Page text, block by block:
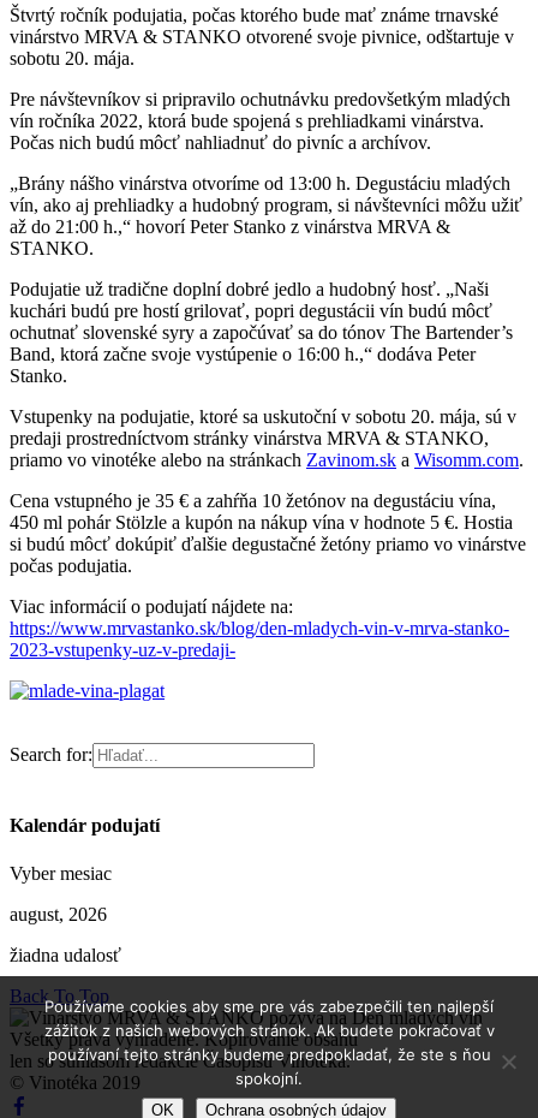
Štvrtý ročník podujatia, počas ktorého bude mať známe trnavské
vinárstvo MRVA & STANKO otvorené svoje pivnice, odštartuje v
sobotu 20. mája.
Pre návštevníkov si pripravilo ochutnávku predovšetkým mladých
vín ročníka 2022, ktorá bude spojená s prehliadkami vinárstva.
Počas nich budú môcť nahliadnuť do pivníc a archívov.
„Brány nášho vinárstva otvoríme od 13:00 h. Degustáciu mladých
vín, ako aj prehliadky a hudobný program, si návštevníci môžu užiť
až do 21:00 h.,“ hovorí Peter Stanko z vinárstva MRVA &
STANKO.
Podujatie už tradične doplní dobré jedlo a hudobný hosť. „Naši
kuchári budú pre hostí grilovať, popri degustácii vín budú môcť
ochutnať slovenské syry a započúvať sa do tónov The Bartender’s
Band, ktorá začne svoje vystúpenie o 16:00 h.,“ dodáva Peter
Stanko.
Vstupenky na podujatie, ktoré sa uskutoční v sobotu 20. mája, sú v
predaji prostredníctvom stránky vinárstva MRVA & STANKO,
priamo vo vinotéke alebo na stránkach Zavinom.sk a Wisomm.com.
Cena vstupného je 35 € a zahŕňa 10 žetónov na degustáciu vína,
450 ml pohár Stölzle a kupón na nákup vína v hodnote 5 €. Hostia
si budú môcť dokúpiť ďalšie degustačné žetóny priamo vo vinárstve
počas podujatia.
Viac informácií o podujatí nájdete na:
https://www.mrvastanko.sk/blog/den-mladych-vin-v-mrva-stanko-
2023-vstupenky-uz-v-predaji-
Search for:
Kalendár podujatí
Vyber mesiac
august, 2026
žiadna udalosť
Back To Top
Všetky práva vyhradené. Kopírovanie obsahu
len so súhlasom redakcie Časopisu Vinotéka.
© Vinotéka 2019
Používame cookies aby sme pre vás zabezpečili ten najlepší
zážitok z našich webových stránok. Ak budete pokračovať v
používaní tejto stránky budeme predpokladať, že ste s ňou
spokojní.
OK Ochrana osobných údajov